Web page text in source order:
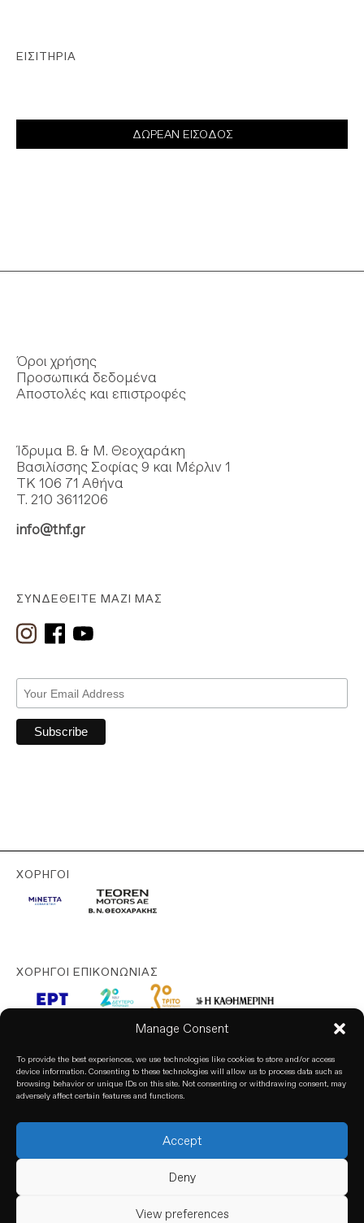
Manage Consent
To provide the best experiences, we use technologies like cookies to store and/or access
device information. Consenting to these technologies will allow us to process data such as
browsing behavior or unique IDs on this site. Not consenting or withdrawing consent, may
adversely affect certain features and functions.
Accept
Deny
View preferences
ΕΙΣΙΤΉΡΙΑ
ΔΩΡΕΑΝ ΕΙΣΟΔΟΣ
Όροι χρήσης
Προσωπικά δεδομένα
Αποστολές και επιστροφές
ΣΥΝΔΕΘΕΊΤΕ ΜΑΖΊ ΜΑΣ
Ίδρυμα Β. & Μ. Θεοχαράκη
Βασιλίσσης Σοφίας 9 και Μέρλιν 1
ΤΚ 106 71 Αθήνα
Τ. 210 3611206
info@thf.gr
ΧΟΡΗΓΟΊ
ΧΟΡΗΓΟΊ ΕΠΙΚΟΝΩΝΊΑΣ
© 2025. All rights reserved. based on our